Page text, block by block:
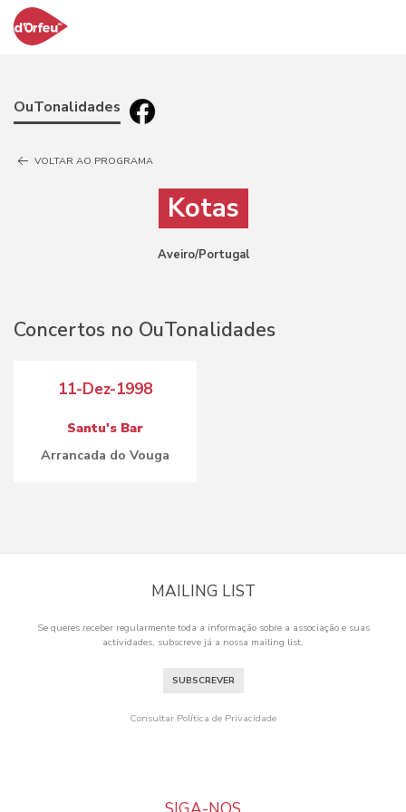
OuTonalidades
VOLTAR AO PROGRAMA
Kotas
Aveiro/Portugal
Concertos no OuTonalidades
11-Dez-1998
Santu's Bar
Arrancada do Vouga
MAILING LIST
Se queres receber regularmente toda a informação sobre a associação e suas
actividades, subscreve já a nossa mailing list.
SUBSCREVER
Consultar Política de Privacidade